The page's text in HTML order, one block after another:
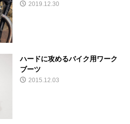
2019.12.30
ハードに攻めるバイク用ワーク
ブーツ
2015.12.03